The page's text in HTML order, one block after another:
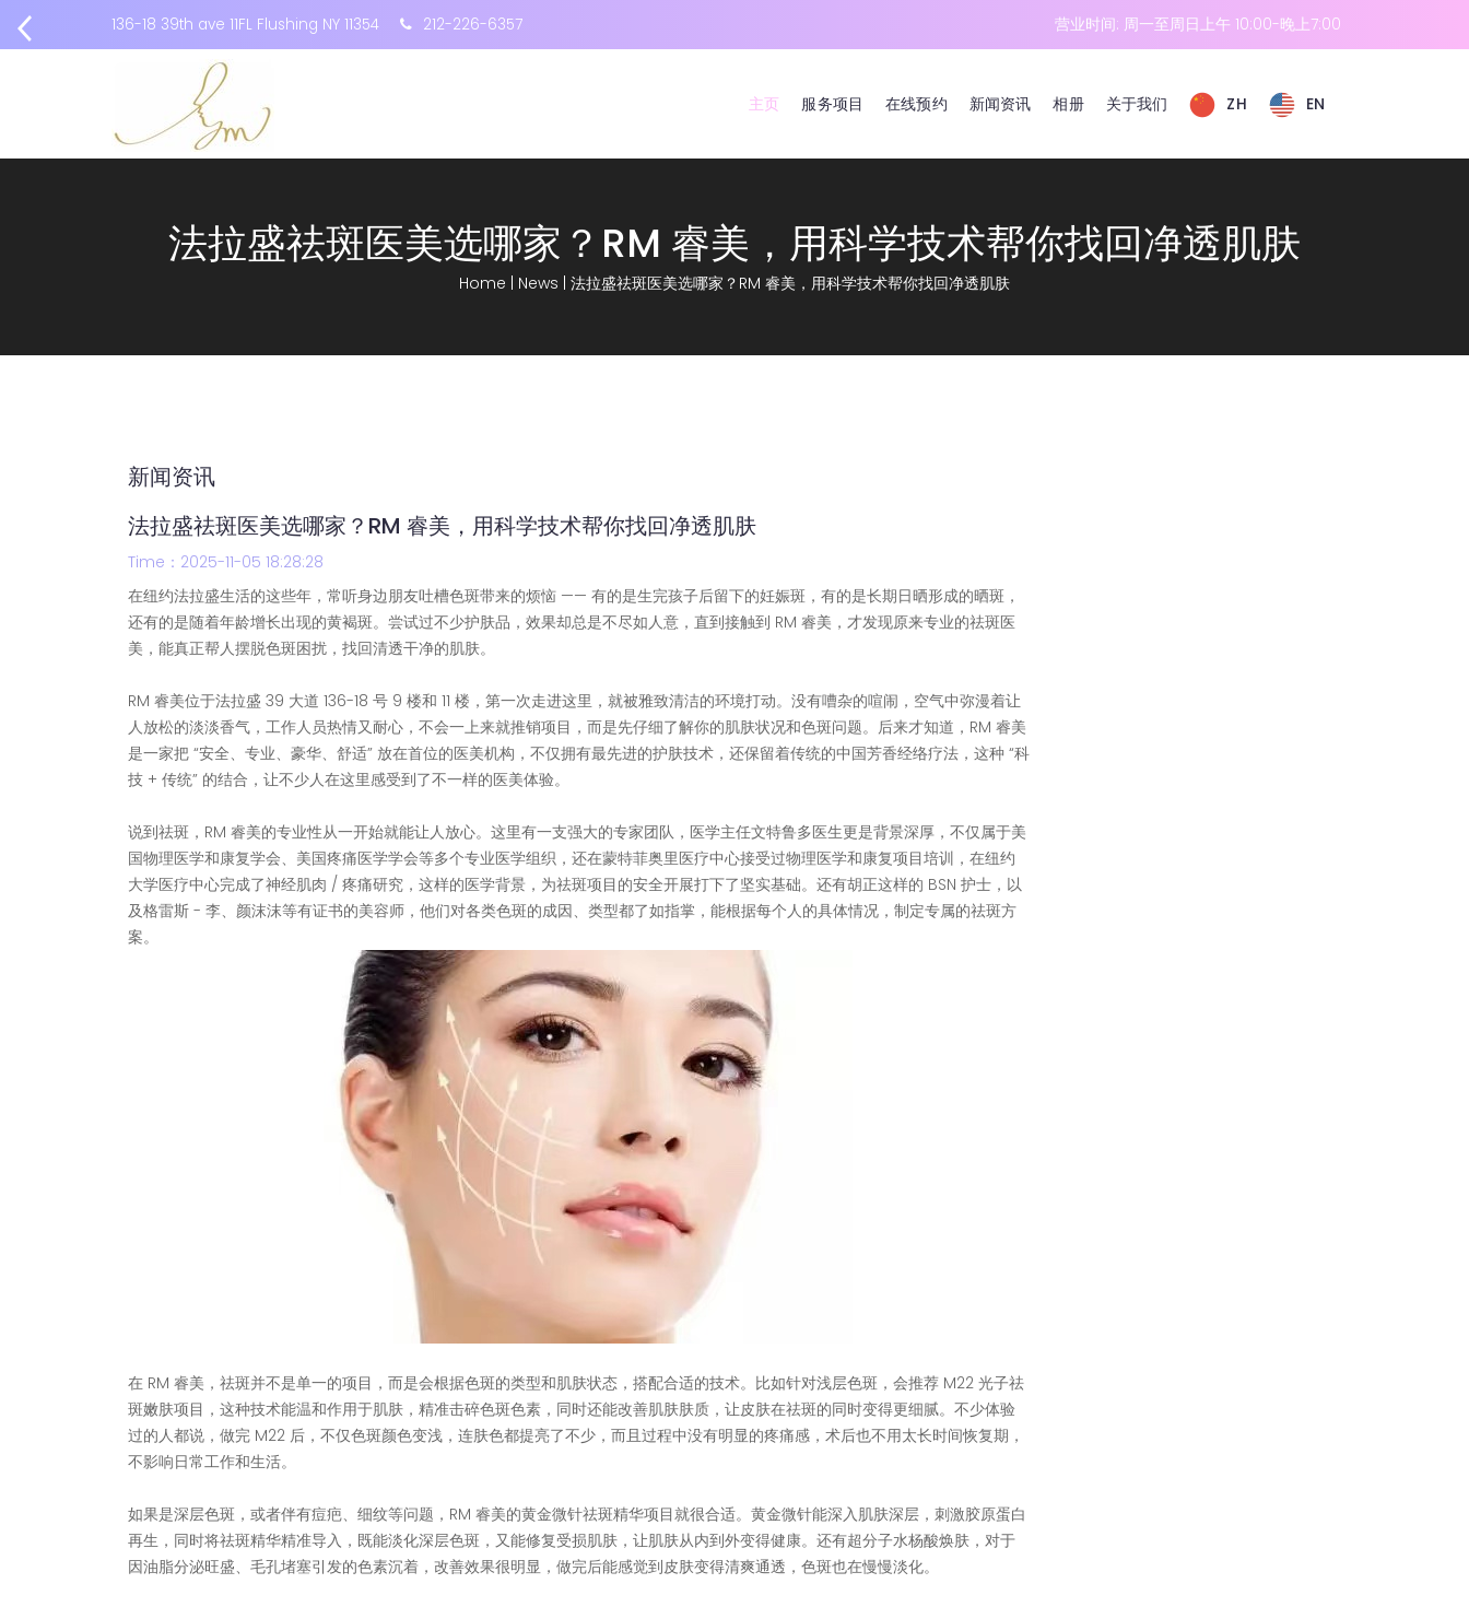
136-18 39th ave 11FL Flushing NY 11354 212-226-6357 营业时间: 周一至周日上午 10:00-晚上7:00
主页 服务项目 在线预约 新闻资讯 相册 关于我们 ZH EN
法拉盛祛斑医美选哪家？RM 睿美，用科学技术帮你找回净透肌肤
Home News 法拉盛祛斑医美选哪家？RM 睿美，用科学技术帮你找回净透肌肤
新闻资讯
法拉盛祛斑医美选哪家？RM 睿美，用科学技术帮你找回净透肌肤
Time：2025-11-05 18:28:28
在纽约法拉盛生活的这些年，常听身边朋友吐槽色斑带来的烦恼 —— 有的是生完孩子后留下的妊娠斑，有的是长期日晒形成的晒斑，
还有的是随着年龄增长出现的黄褐斑。尝试过不少护肤品，效果却总是不尽如人意，直到接触到 RM 睿美，才发现原来专业的祛斑医
美，能真正帮人摆脱色斑困扰，找回清透干净的肌肤。
RM 睿美位于法拉盛 39 大道 136-18 号 9 楼和 11 楼，第一次走进这里，就被雅致清洁的环境打动。没有嘈杂的喧闹，空气中弥漫着让
人放松的淡淡香气，工作人员热情又耐心，不会一上来就推销项目，而是先仔细了解你的肌肤状况和色斑问题。后来才知道，RM 睿美
是一家把 “安全、专业、豪华、舒适” 放在首位的医美机构，不仅拥有最先进的护肤技术，还保留着传统的中国芳香经络疗法，这种 “科
技 + 传统” 的结合，让不少人在这里感受到了不一样的医美体验。
说到祛斑，RM 睿美的专业性从一开始就能让人放心。这里有一支强大的专家团队，医学主任文特鲁多医生更是背景深厚，不仅属于美
国物理医学和康复学会、美国疼痛医学学会等多个专业医学组织，还在蒙特菲奥里医疗中心接受过物理医学和康复项目培训，在纽约
大学医疗中心完成了神经肌肉 / 疼痛研究，这样的医学背景，为祛斑项目的安全开展打下了坚实基础。还有胡正这样的 BSN 护士，以
及格雷斯 - 李、颜沫沫等有证书的美容师，他们对各类色斑的成因、类型都了如指掌，能根据每个人的具体情况，制定专属的祛斑方
案。
在 RM 睿美，祛斑并不是单一的项目，而是会根据色斑的类型和肌肤状态，搭配合适的技术。比如针对浅层色斑，会推荐 M22 光子祛
斑嫩肤项目，这种技术能温和作用于肌肤，精准击碎色斑色素，同时还能改善肌肤肤质，让皮肤在祛斑的同时变得更细腻。不少体验
过的人都说，做完 M22 后，不仅色斑颜色变浅，连肤色都提亮了不少，而且过程中没有明显的疼痛感，术后也不用太长时间恢复期，
不影响日常工作和生活。
如果是深层色斑，或者伴有痘疤、细纹等问题，RM 睿美的黄金微针祛斑精华项目就很合适。黄金微针能深入肌肤深层，刺激胶原蛋白
再生，同时将祛斑精华精准导入，既能淡化深层色斑，又能修复受损肌肤，让肌肤从内到外变得健康。还有超分子水杨酸焕肤，对于
因油脂分泌旺盛、毛孔堵塞引发的色素沉着，改善效果很明显，做完后能感觉到皮肤变得清爽通透，色斑也在慢慢淡化。